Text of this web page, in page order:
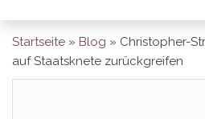
Startseite » Blog » Christopher-
auf Staatsknete zurückgreifen